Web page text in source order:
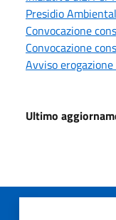
Presidio
Convocazione
Convocazione
Avviso
Ultimo